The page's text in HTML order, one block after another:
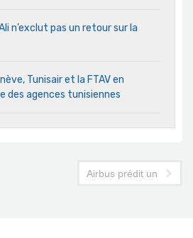
n’exclut pas un retour sur la
Tunisair et la FTAV en
des agences tunisiennes
renforcement sur le Japon
Airbus prédit une